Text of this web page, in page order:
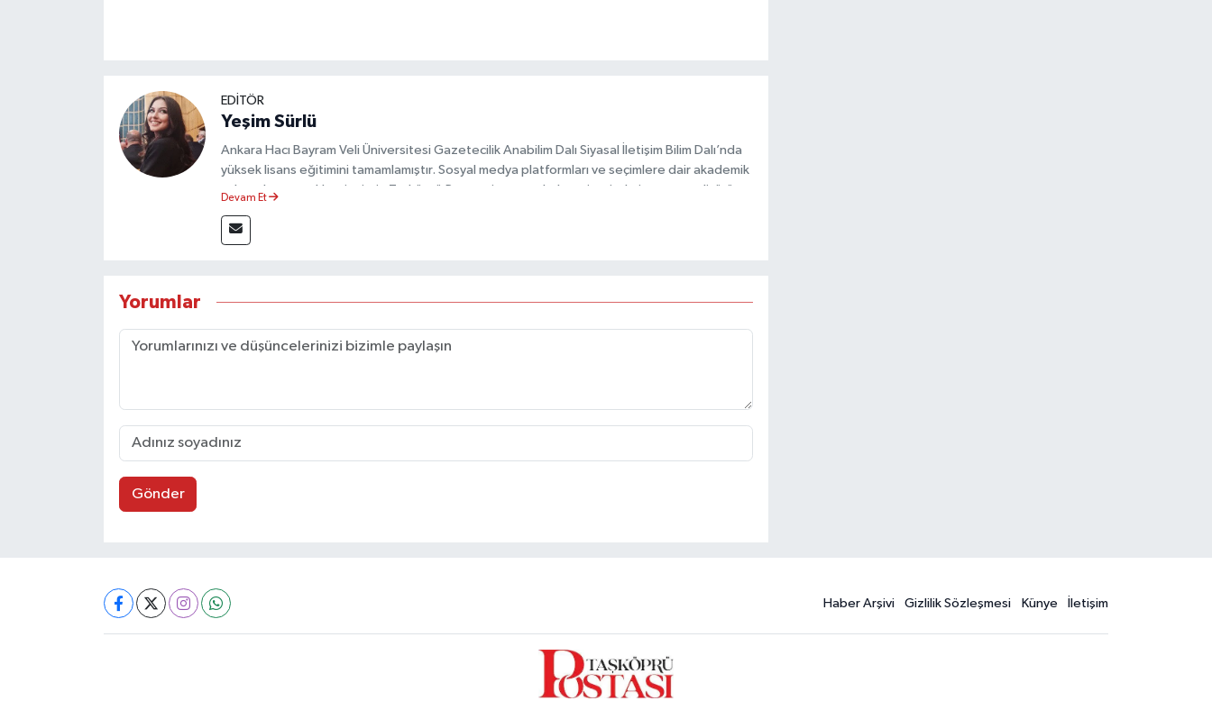
EDİTÖR
Yeşim Sürlü
Ankara Hacı Bayram Veli Üniversitesi Gazetecilik Anabilim Dalı Siyasal İletişim Bilim Dalı’nda
yüksek lisans eğitimini tamamlamıştır. Sosyal medya platformları ve seçimlere dair akademik
çalışmalar gerçekleştirmiştir. Taşköprü Postası internet haber sitesinde internet editörü
Devam Et
Yorumlar
Gönder
Haber Arşivi Gizlilik Sözleşmesi Künye İletişim